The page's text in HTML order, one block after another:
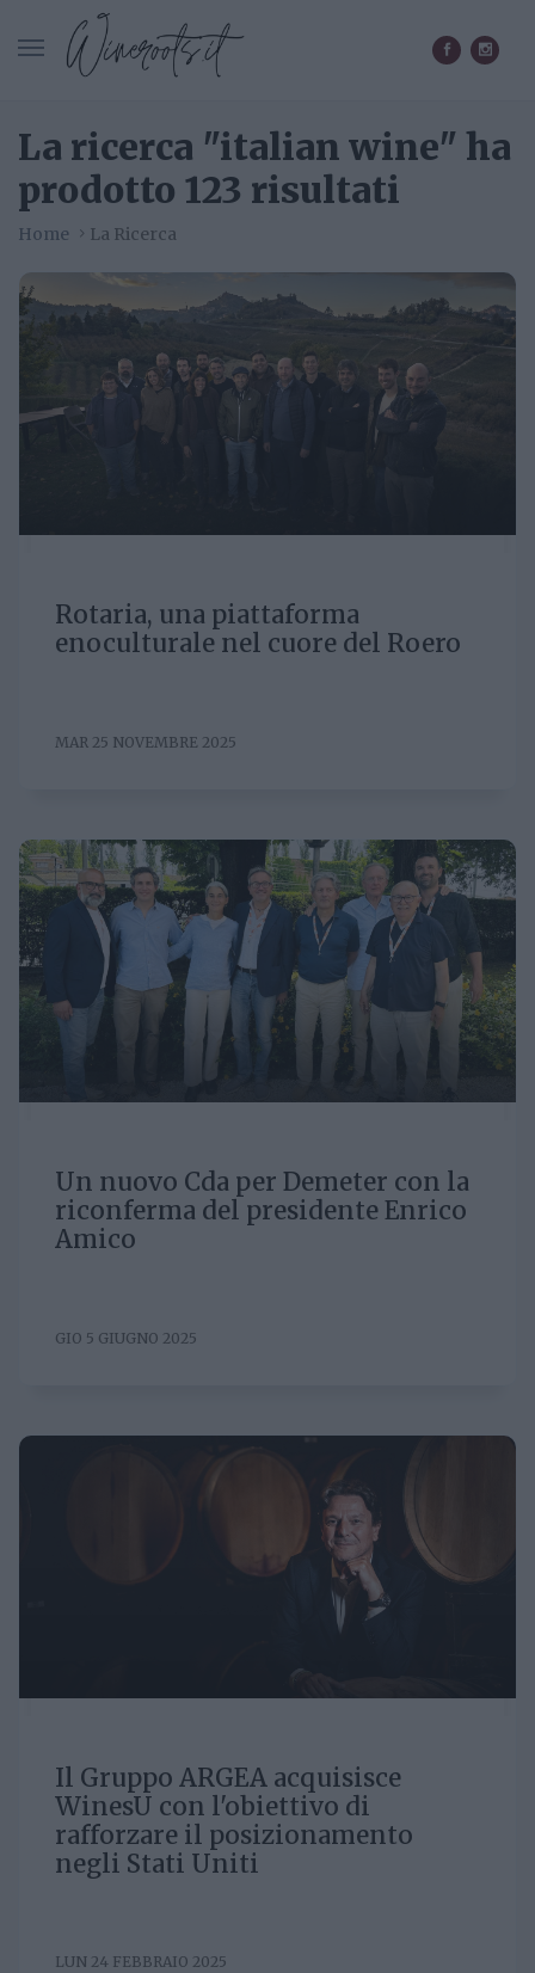
La ricerca "italian wine" ha
prodotto 123 risultati
Home La Ricerca
Rotaria, una piattaforma
enoculturale nel cuore del Roero
MAR 25 NOVEMBRE 2025
Un nuovo Cda per Demeter con la
riconferma del presidente Enrico
Amico
GIO 5 GIUGNO 2025
Il Gruppo ARGEA acquisisce
WinesU con l'obiettivo di
rafforzare il posizionamento
negli Stati Uniti
LUN 24 FEBBRAIO 2025